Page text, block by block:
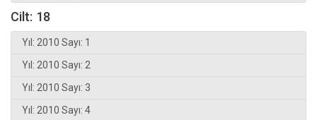
Cilt: 18
Yıl: 2010 Sayı: 1
Yıl: 2010 Sayı: 2
Yıl: 2010 Sayı: 3
Yıl: 2010 Sayı: 4